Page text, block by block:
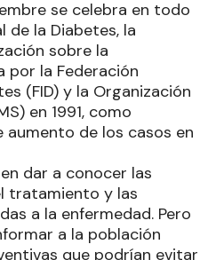
se celebra en todo
de la Diabetes, la
sobre la
por la Federación
(FID) y la Organización
en 1991, como
de los casos en
dar a conocer las
tratamiento y las
a la enfermedad. Pero
a la población
que podrían evitar